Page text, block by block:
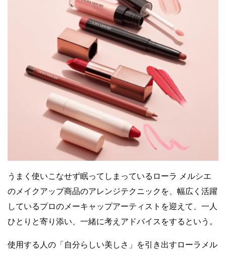
うまく使いこなせず眠ってしまっているローラ メルシエ
のメイクアップ商品のアレンジテクニックを、幅広く活躍
しているプロのメーキャップアーティストを迎えて、一人
ひとりと寄り添い、一緒に考えアドバイスをするという。
使用する人の「自分らしい美しさ」を引き出すローラメル